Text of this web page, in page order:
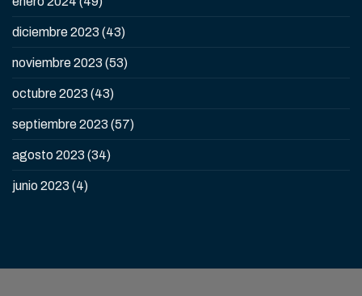
diciembre 2023 (43)
noviembre 2023 (53)
octubre 2023 (43)
septiembre 2023 (57)
agosto 2023 (34)
junio 2023 (4)